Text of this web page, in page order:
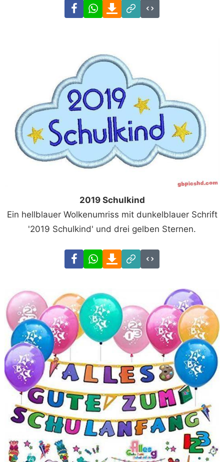
FacebookWhatsAppDownload
Link
Code
2019 Schulkind
Ein hellblauer Wolkenumriss mit dunkelblauer Schrift
'2019 Schulkind' und drei gelben Sternen.
FacebookWhatsAppDownload
Link
Code